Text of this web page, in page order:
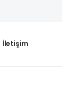
İletişim